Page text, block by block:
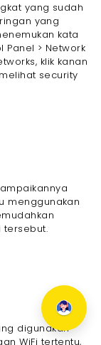
yang sudah
yang
kata
Panel > Network
klik kanan
security
menggunakan
tersebut.
digunakan
WiFi tertentu,